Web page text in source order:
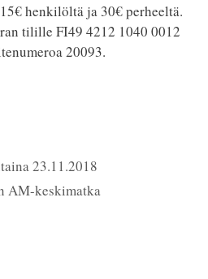
henkilöltä ja 30€ perheeltä.
tilille FI49 4212 1040 0012
20093.
23.11.2018
AM-keskimatka